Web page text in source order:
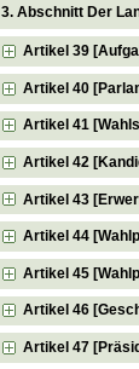
3. Abschnitt Der
Artikel 39
Artikel 40
Artikel 41
Artikel 42
Artikel 43
Artikel 44
Artikel 45
Artikel 46
Artikel 47